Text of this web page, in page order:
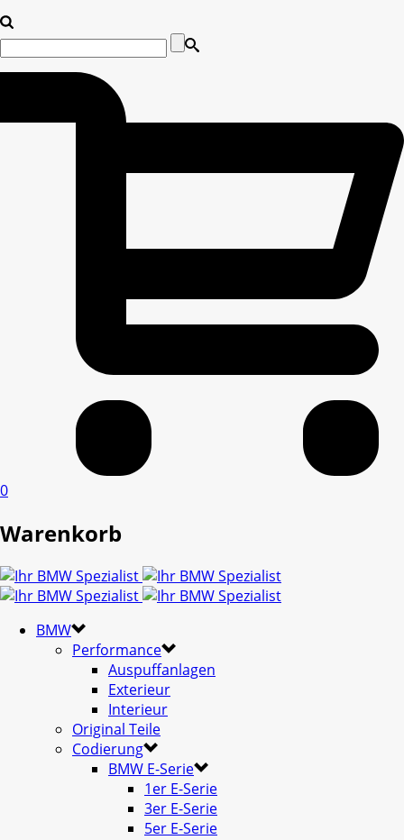
0
Warenkorb
BMW
Performance
Auspuffanlagen
Exterieur
Interieur
Original Teile
Codierung
BMW E-Serie
1er E-Serie
3er E-Serie
5er E-Serie